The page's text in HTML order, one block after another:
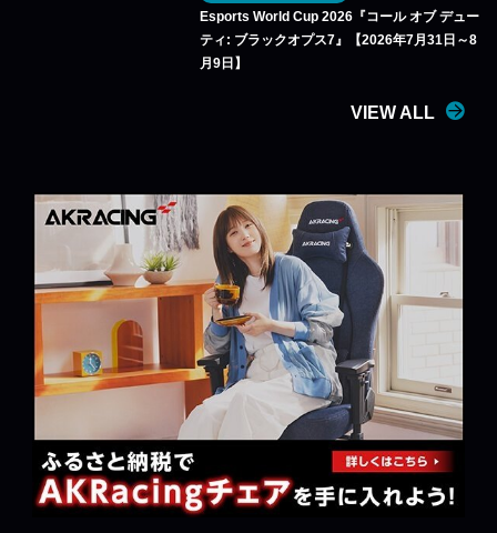
Esports World Cup 2026『コール オブ デュー
ティ: ブラックオプス7』【2026年7月31日～8
月9日】
VIEW ALL